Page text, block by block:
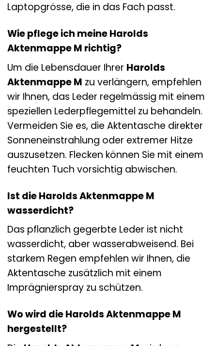
Laptopgrösse, die in das Fach passt.
Wie pflege ich meine Harolds
Aktenmappe M richtig?
Um die Lebensdauer Ihrer Harolds
Aktenmappe M zu verlängern, empfehlen
wir Ihnen, das Leder regelmässig mit einem
speziellen Lederpflegemittel zu behandeln.
Vermeiden Sie es, die Aktentasche direkter
Sonneneinstrahlung oder extremer Hitze
auszusetzen. Flecken können Sie mit einem
feuchten Tuch vorsichtig abwischen.
Ist die Harolds Aktenmappe M
wasserdicht?
Das pflanzlich gegerbte Leder ist nicht
wasserdicht, aber wasserabweisend. Bei
starkem Regen empfehlen wir Ihnen, die
Aktentasche zusätzlich mit einem
Imprägnierspray zu schützen.
Wo wird die Harolds Aktenmappe M
hergestellt?